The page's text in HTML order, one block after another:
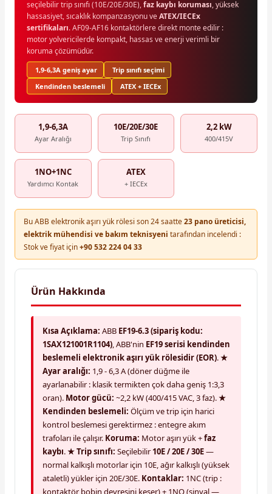
seçilebilir trip sınıfı (10E/20E/30E),faz kaybı koruması, yüksek
hassasiyet, sıcaklık kompanzasyonu veATEX/IECEx
sertifikaları. AF09-AF16 kontaktörlere direkt monte edilir :
motor yolvericilerde kompakt, hassas ve enerji verimli bir
koruma çözümüdür.
1,9-6,3A geniş ayar
Trip sınıfı seçimi
Kendinden beslemeli
ATEX + IECEx
1,9-6,3A
Ayar Aralığı
10E/20E/30E
Trip Sınıfı
2,2 kW
400/415V
1NO+1NC
Yardımcı Kontak
ATEX
+ IECEx
Bu ABB elektronik aşırı yük rölesi son 24 saatte23 pano üreticisi,
elektrik mühendisi ve bakım teknisyeni tarafından incelendi :
Stok ve fiyat için+90 532 224 04 33
Ürün Hakkında
Kısa Açıklama: ABB EF19-6.3 (sipariş kodu:
1SAX121001R1104), ABB'nin EF19 serisi kendinden
beslemeli elektronik aşırı yük rölesidir (EOR).★
Ayar aralığı: 1,9 - 6,3 A (döner düğme ile
ayarlanabilir : klasik termikten çok daha geniş 1:3,3
oran). Motor gücü: ~2,2 kW (400/415 VAC, 3 faz).★
Kendinden beslemeli: Ölçüm ve trip için harici
kontrol beslemesi gerektirmez : entegre akım
trafoları ile çalışır. Koruma: Motor aşırı yük +faz
kaybı.★ Trip sınıfı: Seçilebilir 10E / 20E / 30E—
normal kalkışlı motorlar için 10E, ağır kalkışlı (yüksek
ataletli) yükler için 20E/30E. Kontaklar: 1NC (trip :
kontaktör bobin devresini keser) + 1NO (sinyal —